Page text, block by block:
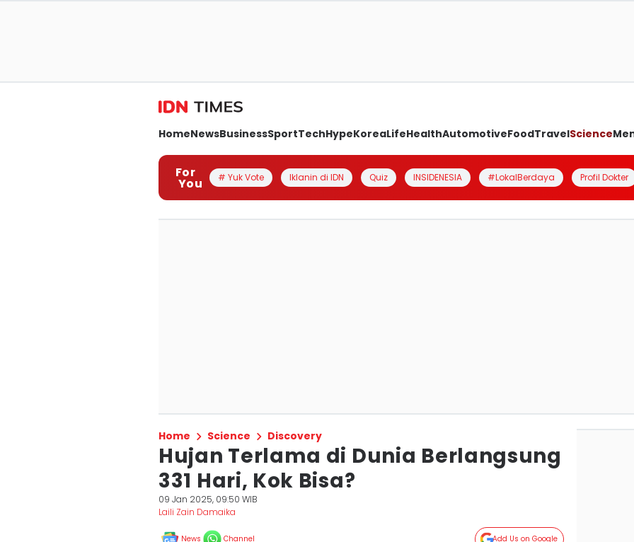
HomeNewsBusinessSportTechHypeKoreaLifeHealthAutomotiveFoodTravelScience
For
You # Yuk Vote Iklanin di IDN Quiz INSIDENESIA #LokalBerdaya Profil Dokter
Home Science Discovery
Hujan Terlama di Dunia Berlangsung
331 Hari, Kok Bisa?
09 Jan 2025, 09:50 WIB
Laili Zain Damaika
News Channel Add Us on Google